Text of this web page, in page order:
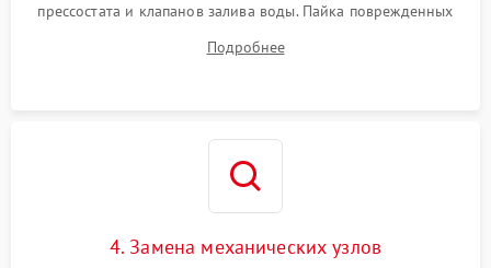
прессостата и клапанов залива воды. Пайка поврежденных
Восстановление целостности проводки и контактов.
Подробнее
4. Замена механических узлов